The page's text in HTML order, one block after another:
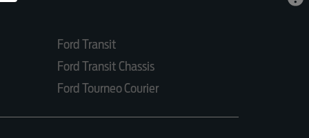
Ford Transit
Ford Transit Chassis
Ford Tourneo Courier